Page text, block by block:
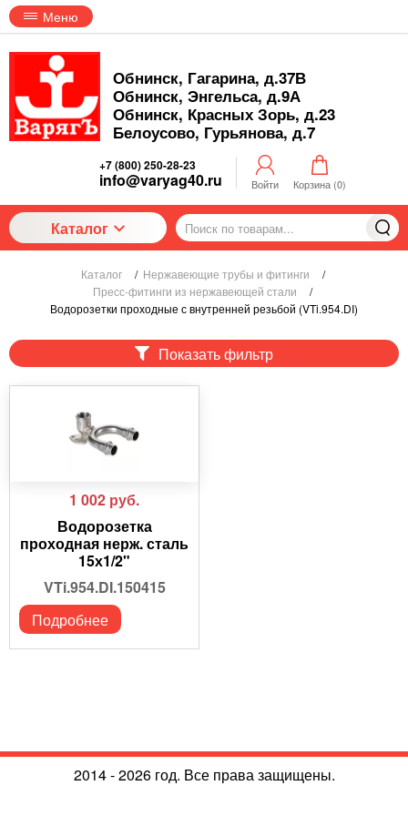
Меню
Обнинск, Гагарина, д.37В
Обнинск, Энгельса, д.9А
Обнинск, Красных Зорь, д.23
Белоусово, Гурьянова, д.7
+7 (800) 250-28-23
info@varyag40.ru Войти Корзина (0)
Каталог
Каталог / Нержавеющие трубы и фитинги
/
Пресс-фитинги из нержавеющей стали
/
Водорозетки проходные с внутренней резьбой (VTi.954.DI)
Показать фильтр
1 002 руб.
Водорозетка
проходная нерж. сталь
15х1/2"
VTi.954.DI.150415
Подробнее
2014 - 2026 год. Все права защищены.